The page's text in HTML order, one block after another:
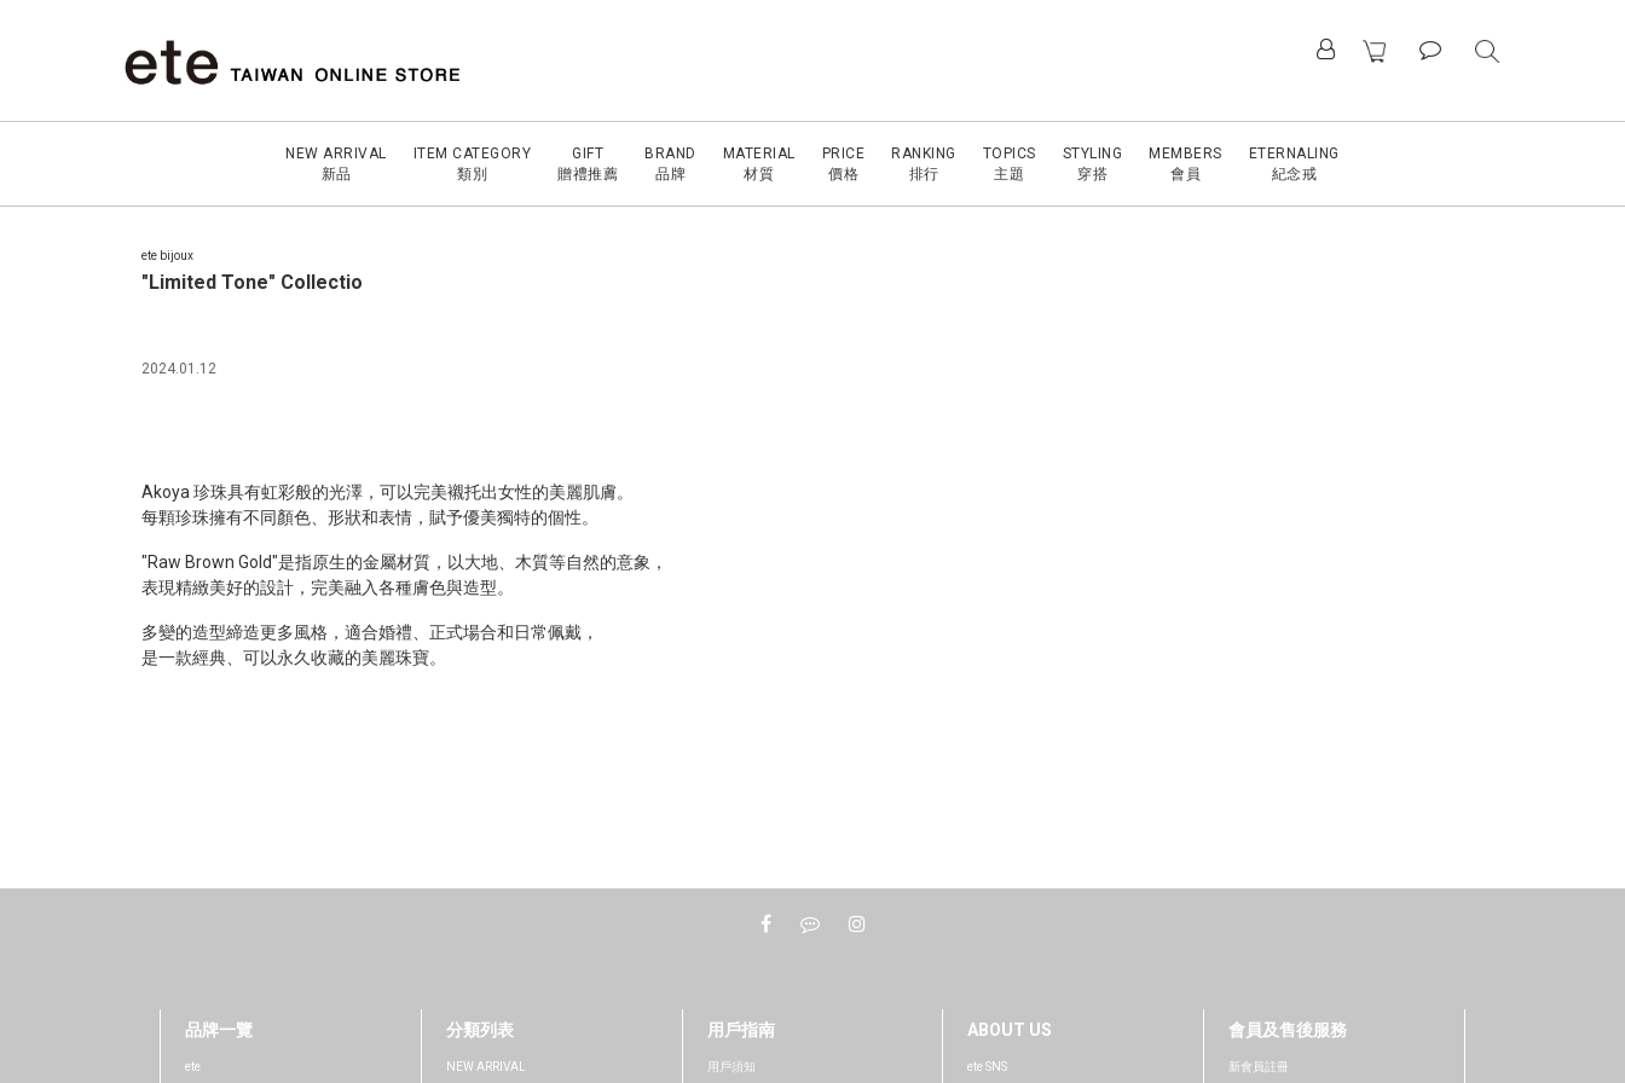
NEW ARRIVAL
新品
ITEM CATEGORY
類別
GIFT
贈禮推薦
BRAND
品牌
MATERIAL
材質
PRICE
價格
RANKING
排行
TOPICS
主題
STYLING
穿搭
MEMBERS
會員
ETERNALING
紀念戒
ete bijoux
"Limited Tone" Collectio
2024.01.12
Akoya 珍珠具有虹彩般的光澤，可以完美襯托出女性的美麗肌膚。
每顆珍珠擁有不同顏色、形狀和表情，賦予優美獨特的個性。
"Raw Brown Gold"是指原生的金屬材質，以大地、木質等自然的意象，
表現精緻美好的設計，完美融入各種膚色與造型。
多變的造型締造更多風格，適合婚禮、正式場合和日常佩戴，
是一款經典、可以永久收藏的美麗珠寶。
品牌一覽
ete
分類列表
NEW ARRIVAL
用戶指南
用戶須知
ABOUT US
ete SNS
會員及售後服務
新會員註冊